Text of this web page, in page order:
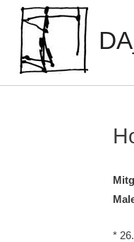
Inhalt
springen
*